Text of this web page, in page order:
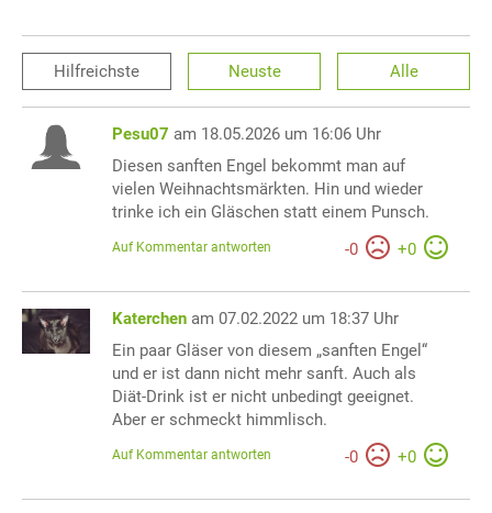
Hilfreichste Neuste Alle
Pesu07 am 18.05.2026 um 16:06 Uhr
Diesen sanften Engel bekommt man auf
vielen Weihnachtsmärkten. Hin und wieder
trinke ich ein Gläschen statt einem Punsch.
-0 +0
Auf Kommentar antworten
Katerchen am 07.02.2022 um 18:37 Uhr
Ein paar Gläser von diesem „sanften Engel“
und er ist dann nicht mehr sanft. Auch als
Diät-Drink ist er nicht unbedingt geeignet.
Aber er schmeckt himmlisch.
-0 +0
Auf Kommentar antworten